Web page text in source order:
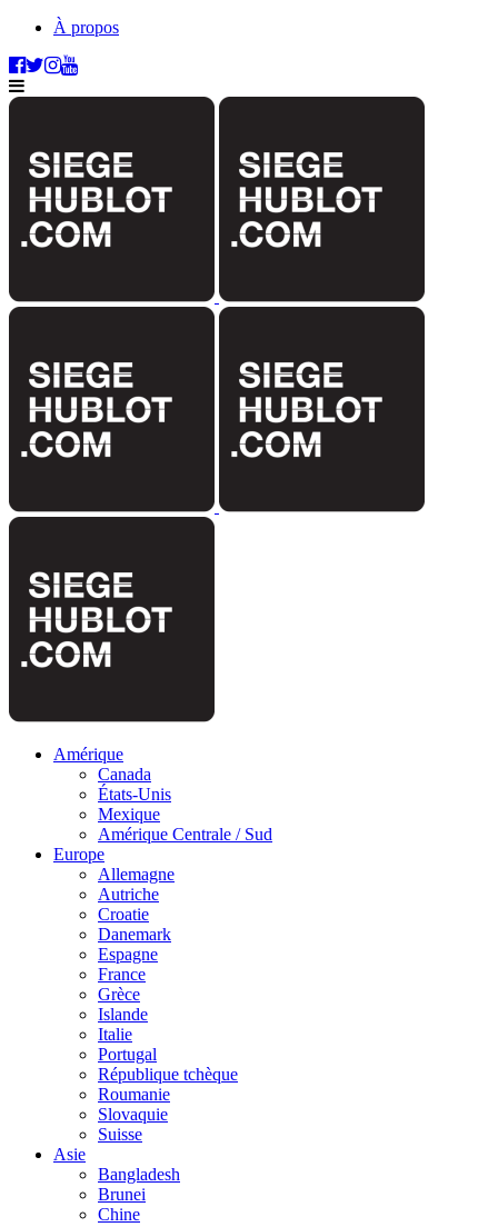
À propos
Amérique
Canada
États-Unis
Mexique
Amérique Centrale / Sud
Europe
Allemagne
Autriche
Croatie
Danemark
Espagne
France
Grèce
Islande
Italie
Portugal
République tchèque
Roumanie
Slovaquie
Suisse
Asie
Bangladesh
Brunei
Chine